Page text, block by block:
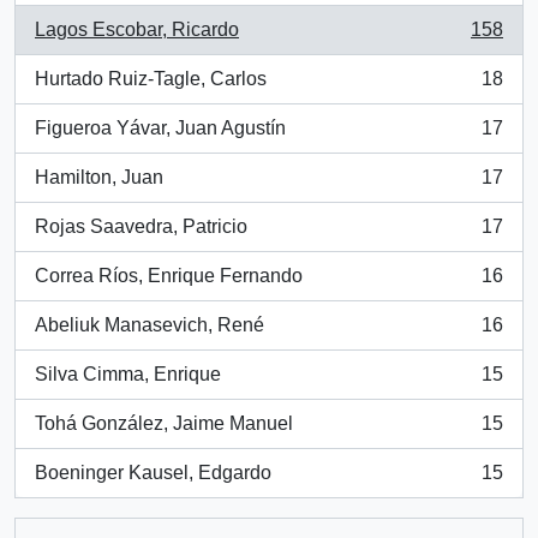
Lagos Escobar, Ricardo
, 158 resultados
158
Hurtado Ruiz-Tagle, Carlos
, 18 resultados
18
Figueroa Yávar, Juan Agustín
, 17 resultados
17
Hamilton, Juan
, 17 resultados
17
Rojas Saavedra, Patricio
, 17 resultados
17
Correa Ríos, Enrique Fernando
, 16 resultados
16
Abeliuk Manasevich, René
, 16 resultados
16
Silva Cimma, Enrique
, 15 resultados
15
Tohá González, Jaime Manuel
, 15 resultados
15
Boeninger Kausel, Edgardo
, 15 resultados
15